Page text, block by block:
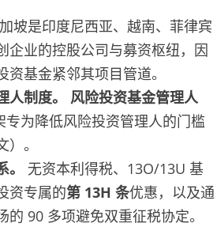
坡是印度尼西亚、越南、菲律宾
企业的控股公司与募资枢纽，因
资基金紧邻其项目管道。
制度。
风险投资基金管理人
专为降低风险投资管理人的门槛
。
无资本利得税、13O/13U 基
资专属的第 13H 条优惠，以及通
的 90 多项避免双重征税协定。